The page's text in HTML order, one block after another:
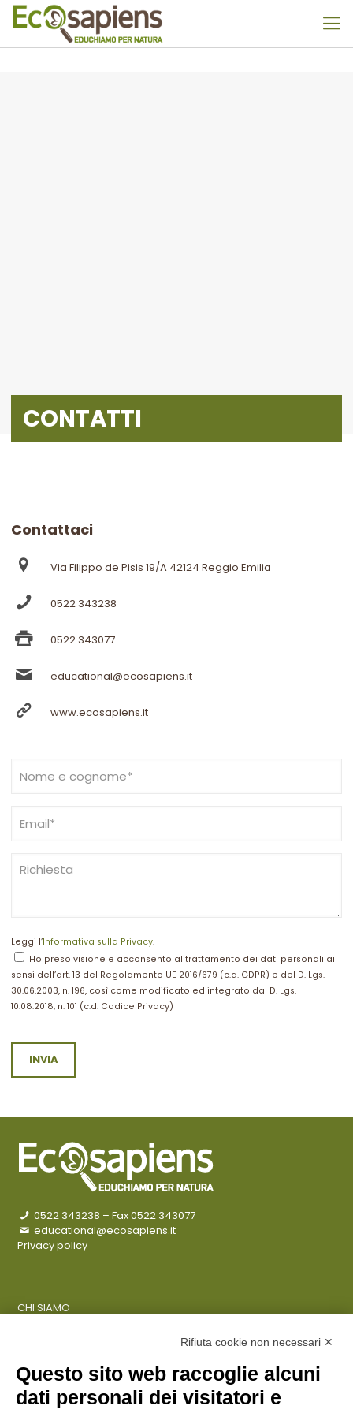
CONTATTI
Contattaci
Via Filippo de Pisis 19/A 42124 Reggio Emilia
0522 343238
0522 343077
educational@ecosapiens.it
www.ecosapiens.it
Leggi l’Informativa sulla Privacy.
Ho preso visione e acconsento al trattamento dei dati personali ai
sensi dell’art. 13 del Regolamento UE 2016/679 (c.d. GDPR) e del D. Lgs.
30.06.2003, n. 196, così come modificato ed integrato dal D. Lgs.
10.08.2018, n. 101 (c.d. Codice Privacy)
0522 343238 – Fax 0522 343077
educational@ecosapiens.it
Privacy policy
CHI SIAMO
ENTI PUBBLICI
Rifiuta cookie non necessari ✕
Questo sito web raccoglie alcuni
dati personali dei visitatori e